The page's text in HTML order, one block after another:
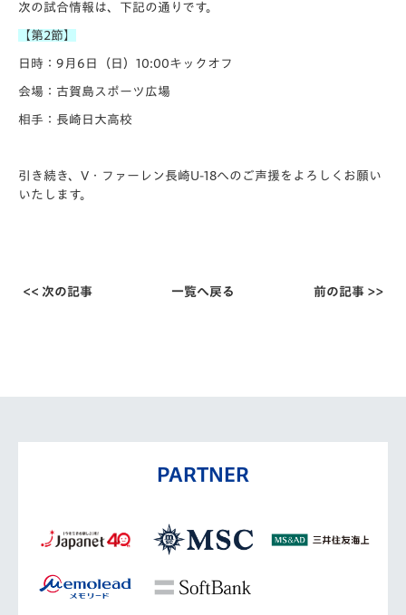
次の試合情報は、下記の通りです。
【第2節】
日時：9月6日（日）10:00キックオフ
会場：古賀島スポーツ広場
相手：長崎日大高校
引き続き、V・ファーレン長崎U-18へのご声援をよろしくお願い
いたします。
<< 次の記事 一覧へ戻る 前の記事 >>
PARTNER